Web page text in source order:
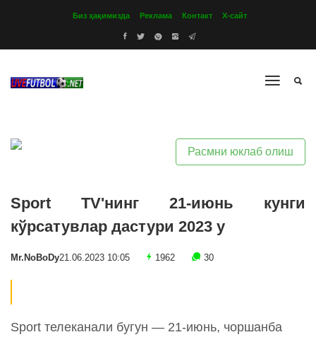
Биз ҳақимизда Реклама Контакт Х-сайт
Расмни юклаб олиш
Sport TV'нинг 21-июнь кунги
кўрсатувлар дастури 2023 y
Mr.NoBoDy21.06.2023 10:05 1962 30
Sport телеканали бугун — 21-июнь, чоршанба